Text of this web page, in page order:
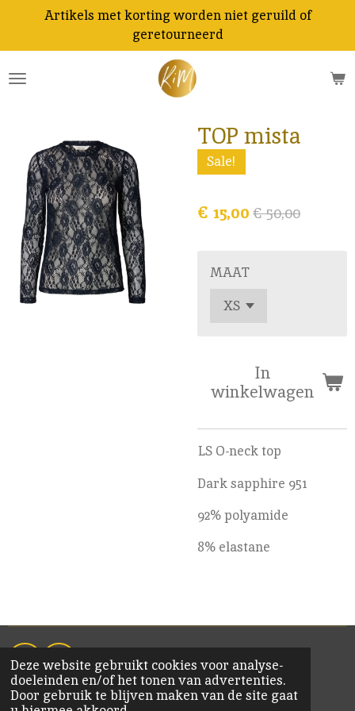
Deze website gebruikt cookies voor analyse-
doeleinden en/of het tonen van advertenties.
Door gebruik te blijven maken van de site gaat
naar
de
Artikels met korting worden niet geruild of
geretourneerd
TOP mista
Sale!
€ 15,00 € 50,00
MAAT
In
winkelwagen
LS O-neck top
Dark sapphire 951
92% polyamide
8% elastane
F
a
c
I
n
s
© 2020 KiM Bornem